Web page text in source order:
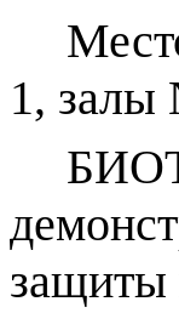
1,
защиты